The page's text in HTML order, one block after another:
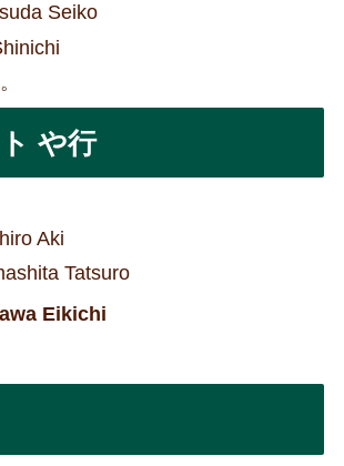
Seiko
や行
Aki
Tatsuro
Eikichi